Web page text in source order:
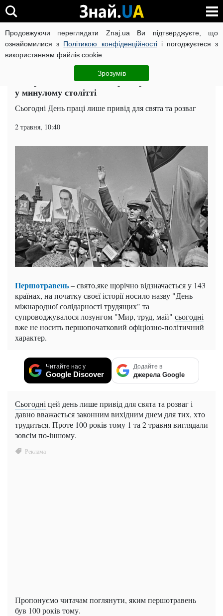
Продовжуючи переглядати Znaj.ua Ви підтверджуєте, що
ознайомилися з Політикою конфіденційностіі погоджуєтеся з
використанням файлів cookie.
Зрозумів
ВІЙНА РОСІЇ ПРОТИ УКРАЇНИ КОРОНАВІРУС В УКРАЇНІ
ЧИТАТЬ НА РУССКОМ
У мережі показали, як першотравень виглядав
у минулому столітті
Сьогодні День праці лише привід для свята та розваг
2 травня, 10:40
Першотравень– свято,яке щорічно відзначається у 143
країнах, на початку своєї історії носило назву "День
міжнародної солідарності трудящих" та
супроводжувалося лозунгом "Мир, труд, май" сьогодні
вже не носить першопочатковий офіціозно-політичний
характер.
Читайте нас у
Google Discover
Додайте в
джерела Google
Сьогодні цей день лише привід для свята та розваг і
давно вважається законним вихідним днем для тих, хто
трудиться. Проте 100 років тому 1 та 2 травня виглядали
зовсім по-іншому.
Пропонуємо читачам поглянути, яким першотравень
був 100 років тому.